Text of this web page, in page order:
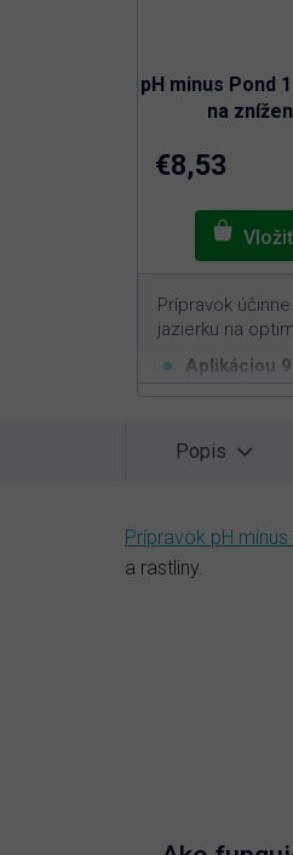
pH minus Pond
na
5,0
z
5
€8,53
Prípravok
jazierku na
Aplikáciou
v jazierku
optimálnych
Popis
Prípravok pH minus
a rastliny.